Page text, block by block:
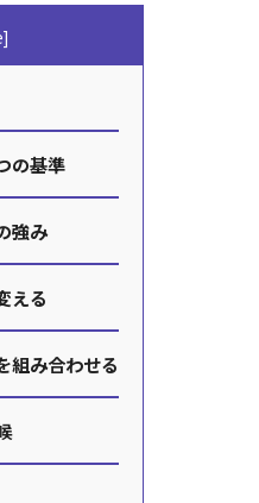
]
の基準
強み
える
組み合わせる